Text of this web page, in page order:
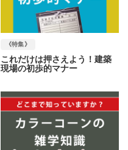
《特集》
これだけは押さえよう！建築
現場の初歩的マナー